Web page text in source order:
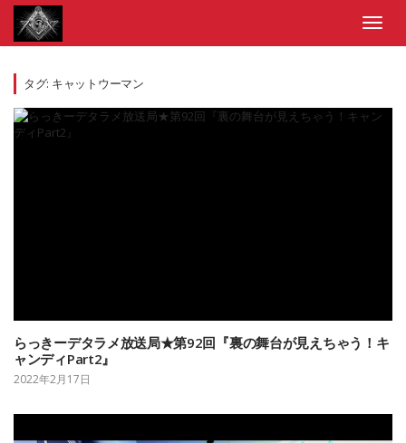
Skip
content
タグ: キャットウーマン
らっきーデタラメ放送局★第92回『裏の舞台が見えちゃう！キ
ャンディPart2』
2022年2月17日